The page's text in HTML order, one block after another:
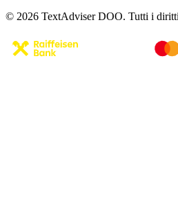
© 2026 TextAdviser DOO. Tutti i